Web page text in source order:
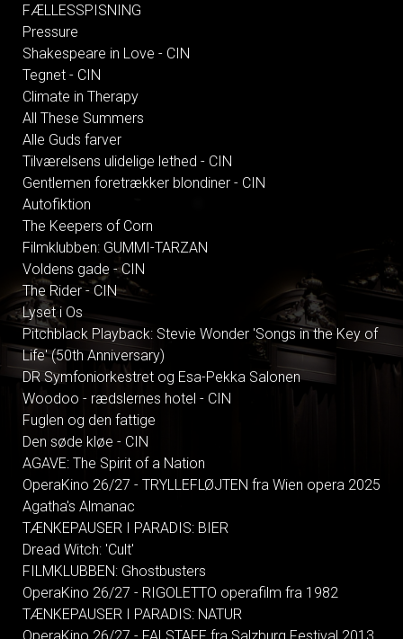
FÆLLESSPISNING
Pressure
Shakespeare in Love - CIN
Tegnet - CIN
Climate in Therapy
All These Summers
Alle Guds farver
Tilværelsens ulidelige lethed - CIN
Gentlemen foretrækker blondiner - CIN
Autofiktion
The Keepers of Corn
Filmklubben: GUMMI-TARZAN
Voldens gade - CIN
The Rider - CIN
Lyset i Os
Pitchblack Playback: Stevie Wonder 'Songs in the Key of
Life' (50th Anniversary)
DR Symfoniorkestret og Esa-Pekka Salonen
Woodoo - rædslernes hotel - CIN
Fuglen og den fattige
Den søde kløe - CIN
AGAVE: The Spirit of a Nation
OperaKino 26/27 - TRYLLEFLØJTEN fra Wien opera 2025
Agatha's Almanac
TÆNKEPAUSER I PARADIS: BIER
Dread Witch: 'Cult'
FILMKLUBBEN: Ghostbusters
OperaKino 26/27 - RIGOLETTO operafilm fra 1982
TÆNKEPAUSER I PARADIS: NATUR